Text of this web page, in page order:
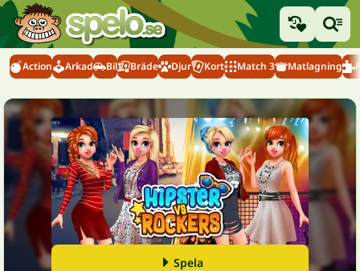
Action Arkad Bil Bräde Djur Kort Match 3 Matlagning
Spela